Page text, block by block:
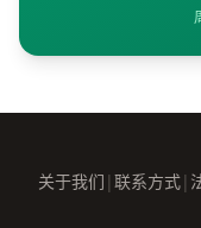
关于我们 | 联系方式|